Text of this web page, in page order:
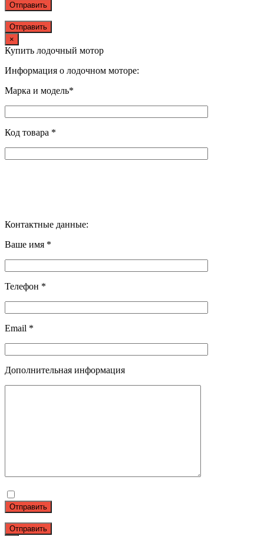
Отправить
×
Купить лодочный мотор
Информация о лодочном моторе:
Марка и модель*
Код товара *
Контактные данные:
Ваше имя *
Телефон *
Email *
Дополнительная информация
Отправить